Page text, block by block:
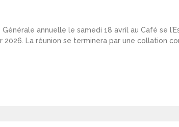
Générale annuelle le samedi 18 avril au Café se
2026. La réunion se terminera par une collation